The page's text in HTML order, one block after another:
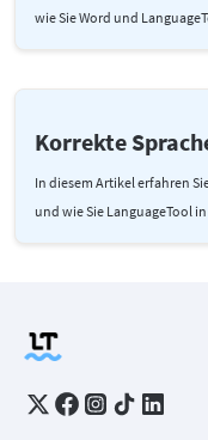
wie Sie Word und
Korrekte
In diesem Artikel erfahren
und wie Sie LanguageTool